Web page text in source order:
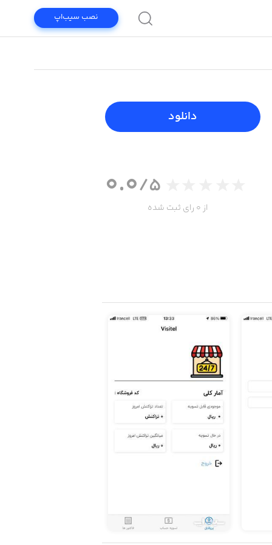
نصب سیب‌اپ
دانلود
0.0/5
از 0 رای ثبت شده